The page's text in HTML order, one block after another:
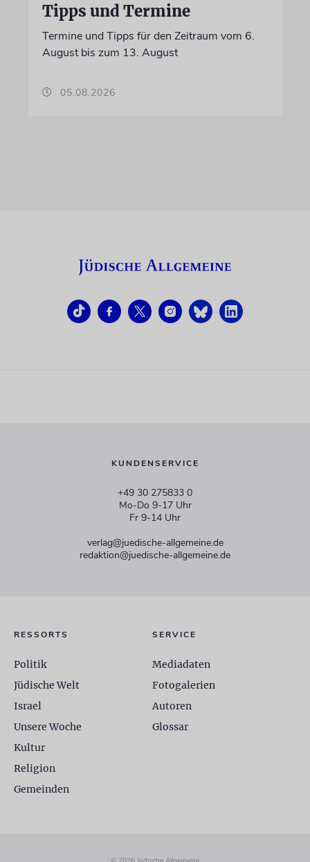
Tipps und Termine
Termine und Tipps für den Zeitraum vom 6.
August bis zum 13. August
05.08.2026
KUNDENSERVICE
+49 30 275833 0
Mo-Do 9-17 Uhr
Fr 9-14 Uhr
verlag@juedische-allgemeine.de
redaktion@juedische-allgemeine.de
RESSORTS
Politik
Jüdische Welt
Israel
Unsere Woche
Kultur
Religion
Gemeinden
SERVICE
Mediadaten
Fotogalerien
Autoren
Glossar